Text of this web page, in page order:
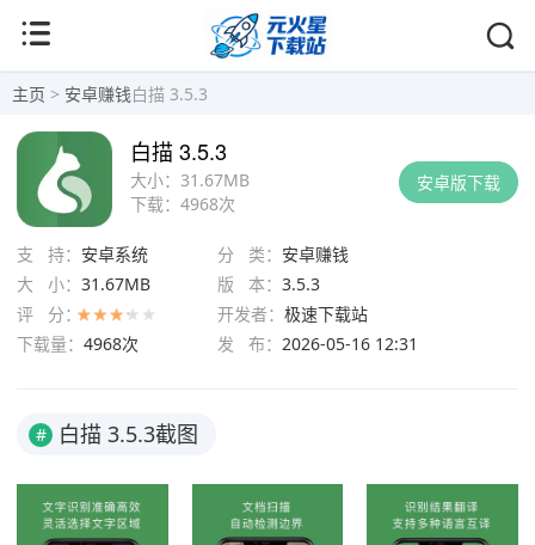
主页 > 安卓赚钱白描 3.5.3
安卓版下载
大小： 31.67MB
下载： 4968次
白描 3.5.3
支 持： 安卓系统 分 类： 安卓赚钱
大 小： 31.67MB 版 本： 3.5.3
评 分：
开发者： 极速下载站
下载量： 4968次 发 布： 2026-05-16 12:31
# 白描 3.5.3截图